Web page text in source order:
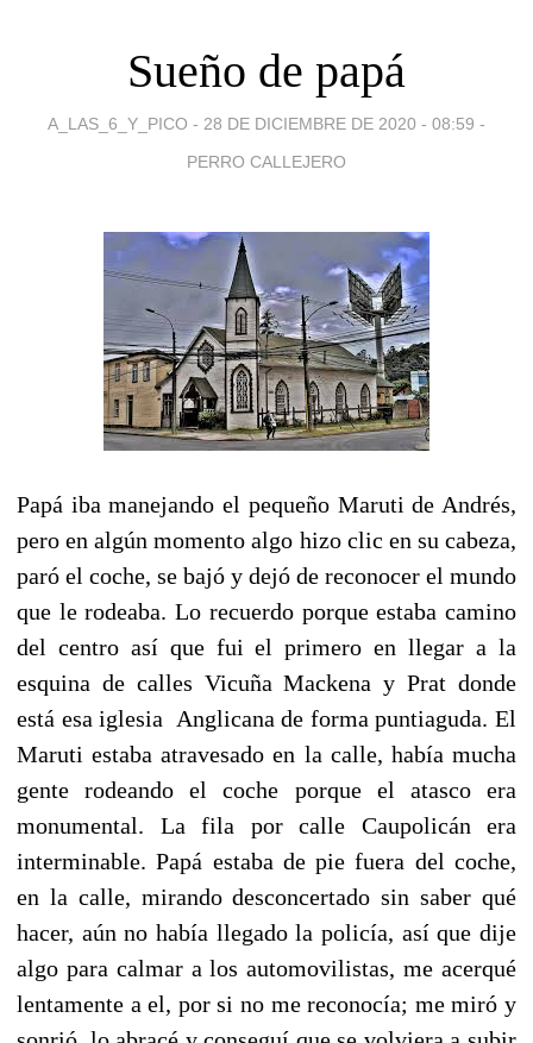
Sueño de papá
A_LAS_6_Y_PICO - 28 DE DICIEMBRE DE 2020 - 08:59 -
PERRO CALLEJERO
Papá iba manejando el pequeño Maruti de Andrés,
pero en algún momento algo hizo clic en su cabeza,
paró el coche, se bajó y dejó de reconocer el mundo
que le rodeaba. Lo recuerdo porque estaba camino
del centro así que fui el primero en llegar a la
esquina de calles Vicuña Mackena y Prat donde
está esa iglesia Anglicana de forma puntiaguda. El
Maruti estaba atravesado en la calle, había mucha
gente rodeando el coche porque el atasco era
monumental. La fila por calle Caupolicán era
interminable. Papá estaba de pie fuera del coche,
en la calle, mirando desconcertado sin saber qué
hacer, aún no había llegado la policía, así que dije
algo para calmar a los automovilistas, me acerqué
lentamente a el, por si no me reconocía; me miró y